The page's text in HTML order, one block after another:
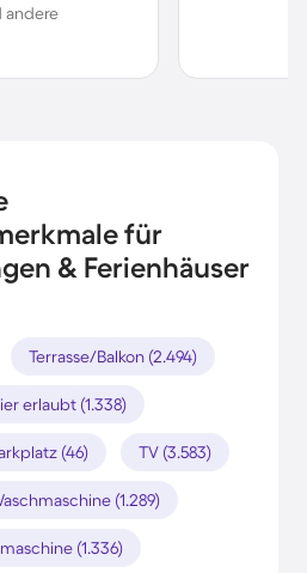
andere
für
& Ferienhäuser
Terrasse/Balkon (2.494)
erlaubt (1.338)
(46) TV (3.583)
(1.289)
(1.336)